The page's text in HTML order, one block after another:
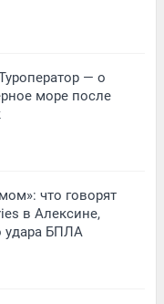
— о
море после
что говорят
в Алексине,
удара БПЛА